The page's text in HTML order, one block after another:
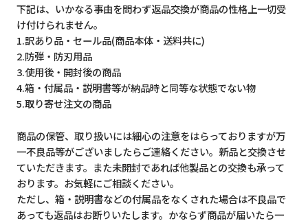
下記は、いかなる事由を問わず返品交換が商品の性格上一切受
け付けられません。
1.訳あり品・セール品(商品本体・送料共に)
2.防弾・防刃用品
3.使用後・開封後の商品
4.箱・付属品・説明書等が納品時と同等な状態でない物
5.取り寄せ注文の商品
商品の保管、取り扱いには細心の注意をはらっておりますが万
一不良品等がございましたらご連絡ください。新品と交換させ
ていただきます。また未開封であれば他製品との交換も承って
おります。お気軽にご相談ください。
ただし、箱・説明書などの付属品をなくされた場合は不良品で
あっても返品はお断りいたします。かならず商品が届いたら一